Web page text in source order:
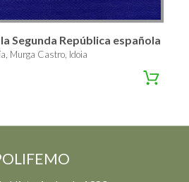
Segunda República española
Murga Castro, Idoia